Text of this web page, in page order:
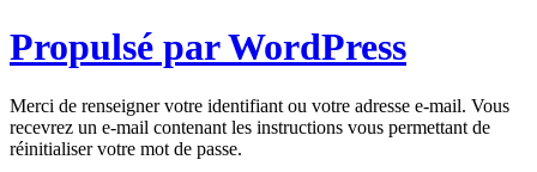
Propulsé par WordPress
Merci de renseigner votre identifiant ou votre adresse e-mail. Vous
recevrez un e-mail contenant les instructions vous permettant de
réinitialiser votre mot de passe.